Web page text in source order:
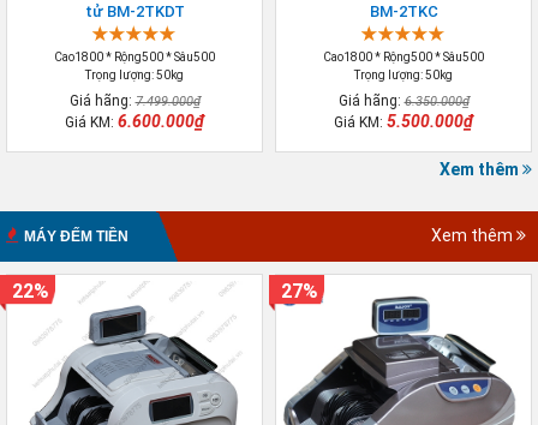
tử BM-2TKDT
Cao1800 * Rộng500 * Sâu500
Trọng lượng: 50kg
Giá hãng:7.499.000₫
Giá KM: 6.600.000₫
BM-2TKC
Cao1800 * Rộng500 * Sâu500
Trọng lượng: 50kg
Giá hãng:6.350.000₫
Giá KM: 5.500.000₫
Xem thêm
MÁY ĐẾM TIỀN Xem thêm
22% 27%